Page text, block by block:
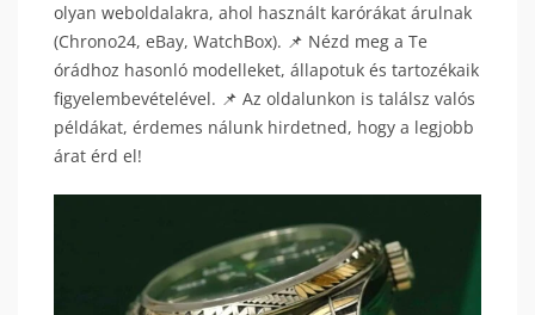
olyan weboldalakra, ahol használt karórákat árulnak
(Chrono24, eBay, WatchBox). 📌 Nézd meg a Te
órádhoz hasonló modelleket, állapotuk és tartozékaik
figyelembevételével. 📌 Az oldalunkon is találsz valós
példákat, érdemes nálunk hirdetned, hogy a legjobb
árat érd el!